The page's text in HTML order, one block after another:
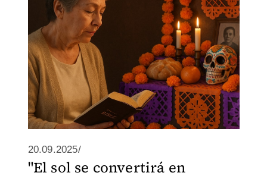
20.09.2025/
"El sol se convertirá en